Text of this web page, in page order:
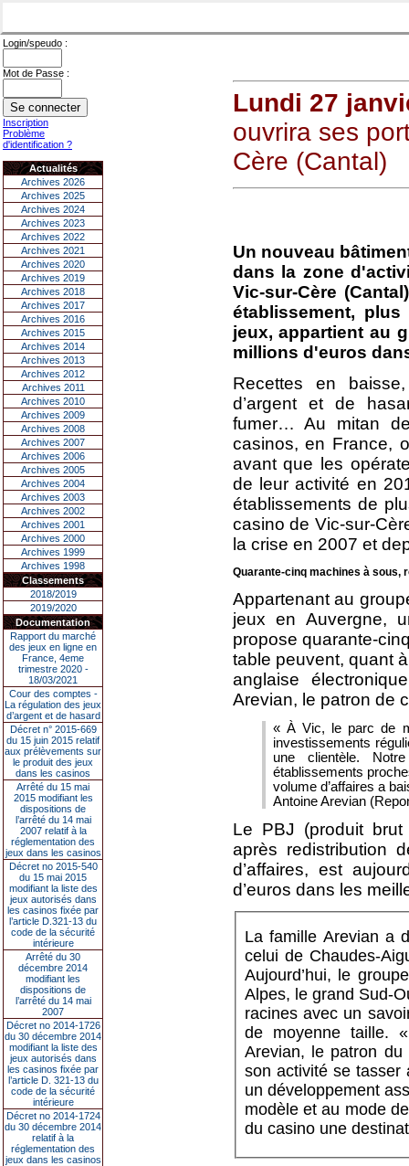
Login/speudo :
Mot de Passe :
Inscription
Problème
d'identification ?
Actualités
Archives 2026
Archives 2025
Archives 2024
Archives 2023
Archives 2022
Archives 2021
Archives 2020
Archives 2019
Archives 2018
Archives 2017
Archives 2016
Archives 2015
Archives 2014
Archives 2013
Archives 2012
Archives 2011
Archives 2010
Archives 2009
Archives 2008
Archives 2007
Archives 2006
Archives 2005
Archives 2004
Archives 2003
Archives 2002
Archives 2001
Archives 2000
Archives 1999
Archives 1998
Classements
2018/2019
2019/2020
Documentation
Rapport du marché
des jeux en ligne en
France, 4eme
trimestre 2020 -
18/03/2021
Cour des comptes -
La régulation des jeux
d’argent et de hasard
Décret n° 2015-669
du 15 juin 2015 relatif
aux prélèvements sur
le produit des jeux
dans les casinos
Arrêté du 15 mai
2015 modifiant les
dispositions de
l’arrêté du 14 mai
2007 relatif à la
réglementation des
jeux dans les casinos
Décret no 2015-540
du 15 mai 2015
modifiant la liste des
jeux autorisés dans
les casinos fixée par
l’article D.321-13 du
code de la sécurité
intérieure
Arrêté du 30
décembre 2014
modifiant les
dispositions de
l’arrêté du 14 mai
2007
Décret no 2014-1726
du 30 décembre 2014
modifiant la liste des
jeux autorisés dans
les casinos fixée par
l’article D. 321-13 du
code de la sécurité
intérieure
Décret no 2014-1724
du 30 décembre 2014
relatif à la
réglementation des
jeux dans les casinos
Lundi 27
ouvrira ses
Cère (Cantal)
Un nouveau
dans la zone
Vic-sur-Cère
établissement,
jeux, appartient au
millions d'euros
Recettes en
d’argent et de
fumer… Au mitan
casinos, en France,
avant que les
de leur activité en
établissements de
casino de Vic-sur-
la crise en 2007 et
Quarante-cinq machines à sous,
Appartenant au
jeux en Auvergne,
propose quarante-
table peuvent, quant
anglaise
Arevian, le patron de
« À Vic, le parc de
investissements
une clientèle.
établissements
volume d’affaires a
Antoine Arevian
Le PBJ (produit
après redistribution
d’affaires, est
d’euros dans les
La famille Arevian a
celui de Chaudes-
Aujourd’hui, le
Alpes, le grand Sud-
racines avec un
de moyenne taille.
Arevian, le patron du
son activité se tasser
un développement
modèle et au mode
du casino une